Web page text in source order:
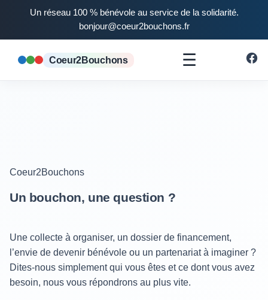
Un réseau 100 % bénévole au service de la solidarité.
bonjour@coeur2bouchons.fr
Coeur2Bouchons ☰
Coeur2Bouchons
Un bouchon, une question ?
Une collecte à organiser, un dossier de financement,
l’envie de devenir bénévole ou un partenariat à imaginer ?
Dites-nous simplement qui vous êtes et ce dont vous avez
besoin, nous vous répondrons au plus vite.